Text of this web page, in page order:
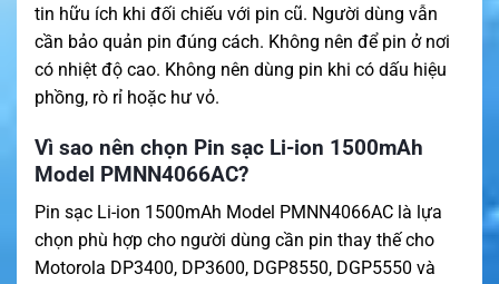
tin hữu ích khi đối chiếu với pin cũ. Người dùng vẫn
cần bảo quản pin đúng cách. Không nên để pin ở nơi
có nhiệt độ cao. Không nên dùng pin khi có dấu hiệu
phồng, rò rỉ hoặc hư vỏ.
Vì sao nên chọn Pin sạc Li-ion 1500mAh
Model PMNN4066AC?
Pin sạc Li-ion 1500mAh Model PMNN4066AC là lựa
chọn phù hợp cho người dùng cần pin thay thế cho
Motorola DP3400, DP3600, DGP8550, DGP5550 và